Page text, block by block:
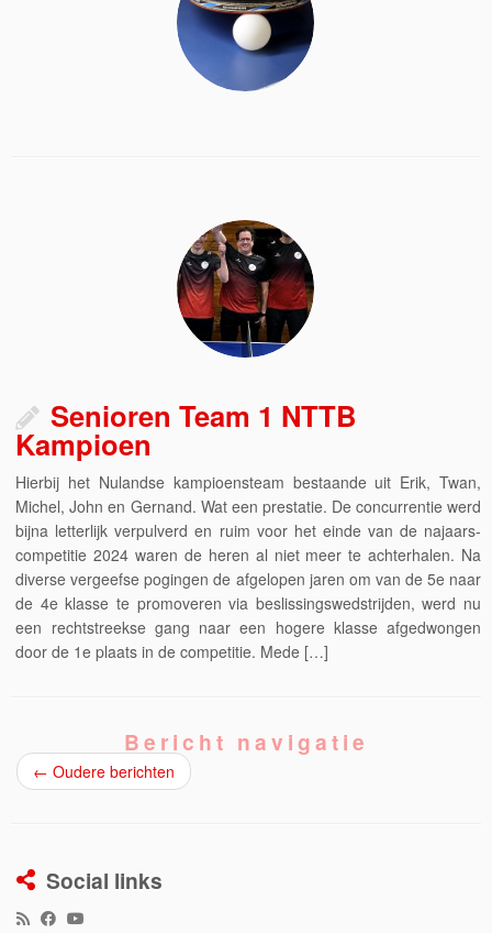
Senioren Team 1 NTTB
Kampioen
Hierbij het Nulandse kampioensteam bestaande uit Erik, Twan,
Michel, John en Gernand. Wat een prestatie. De concurrentie werd
bijna letterlijk verpulverd en ruim voor het einde van de najaars-
competitie 2024 waren de heren al niet meer te achterhalen. Na
diverse vergeefse pogingen de afgelopen jaren om van de 5e naar
de 4e klasse te promoveren via beslissingswedstrijden, werd nu
een rechtstreekse gang naar een hogere klasse afgedwongen
door de 1e plaats in de competitie. Mede […]
Bericht navigatie
← Oudere berichten
Social links